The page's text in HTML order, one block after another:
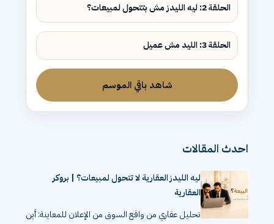
الحلقة 2: ليه الليدز مش بتتحول لمبيعات؟
الحلقة 3: الليد مش عميل
شاهد باقي الموسم
احدث المقالات
ليه الليدز العقارية لا تتحول لمبيعات؟ | بروكر
العقارية
تحليل عقاري من واقع السوق من الإعلان للمعاينة: أين